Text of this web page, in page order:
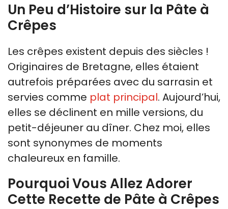
Un Peu d’Histoire sur la Pâte à
Crêpes
Les crêpes existent depuis des siècles !
Originaires de Bretagne, elles étaient
autrefois préparées avec du sarrasin et
servies comme plat principal. Aujourd’hui,
elles se déclinent en mille versions, du
petit-déjeuner au dîner. Chez moi, elles
sont synonymes de moments
chaleureux en famille.
Pourquoi Vous Allez Adorer
Cette Recette de Pâte à Crêpes